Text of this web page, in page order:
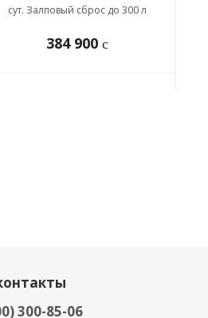
сут. Залповый сброс до 300 л
384 900 c
300-85-06